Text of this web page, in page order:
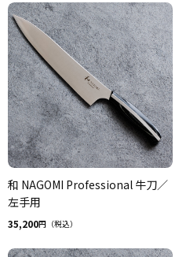
和 NAGOMI Professional 牛刀／
左手用
35,200円（税込）